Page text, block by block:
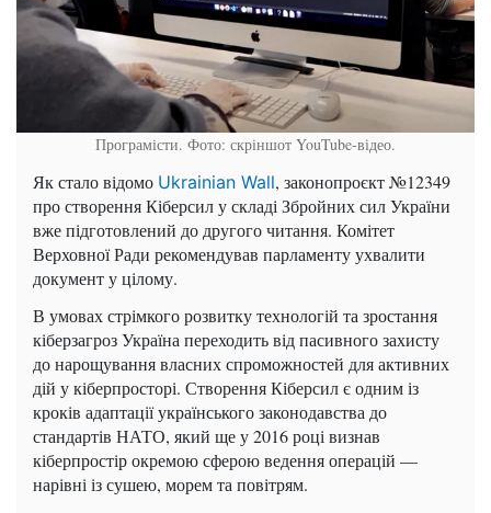
Програмісти. Фото: скріншот YouTube-відео.
Як стало відомо Ukrainian Wall, законопроєкт №12349
про створення Кіберсил у складі Збройних сил України
вже підготовлений до другого читання. Комітет
Верховної Ради рекомендував парламенту ухвалити
документ у цілому.
В умовах стрімкого розвитку технологій та зростання
кіберзагроз Україна переходить від пасивного захисту
до нарощування власних спроможностей для активних
дій у кіберпросторі. Створення Кіберсил є одним із
кроків адаптації українського законодавства до
стандартів НАТО, який ще у 2016 році визнав
кіберпростір окремою сферою ведення операцій —
нарівні із сушею, морем та повітрям.